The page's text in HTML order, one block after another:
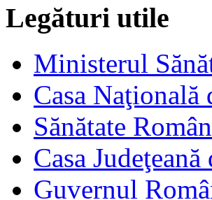
Legături utile
Ministerul
Casa Naţională
Sănătate
Casa
Guvernul